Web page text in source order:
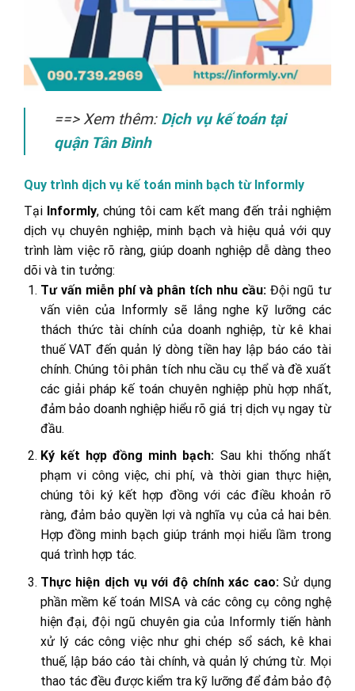
==> Xem thêm: Dịch vụ kế toán tại
quận Tân Bình
Quy trình dịch vụ kế toán minh bạch từ Informly
Tại Informly, chúng tôi cam kết mang đến trải nghiệm
dịch vụ chuyên nghiệp, minh bạch và hiệu quả với quy
trình làm việc rõ ràng, giúp doanh nghiệp dễ dàng theo
dõi và tin tưởng:
Tư vấn miễn phí và phân tích nhu cầu:Đội ngũ tư
vấn viên của Informly sẽ lắng nghe kỹ lưỡng các
thách thức tài chính của doanh nghiệp, từ kê khai
thuế VAT đến quản lý dòng tiền hay lập báo cáo tài
chính. Chúng tôi phân tích nhu cầu cụ thể và đề xuất
các giải pháp kế toán chuyên nghiệp phù hợp nhất,
đảm bảo doanh nghiệp hiểu rõ giá trị dịch vụ ngay từ
đầu.
Ký kết hợp đồng minh bạch: Sau khi thống nhất
phạm vi công việc, chi phí, và thời gian thực hiện,
chúng tôi ký kết hợp đồng với các điều khoản rõ
ràng, đảm bảo quyền lợi và nghĩa vụ của cả hai bên.
Hợp đồng minh bạch giúp tránh mọi hiểu lầm trong
quá trình hợp tác.
Thực hiện dịch vụ với độ chính xác cao:Sử dụng
phần mềm kế toán MISA và các công cụ công nghệ
hiện đại, đội ngũ chuyên gia của Informly tiến hành
xử lý các công việc như ghi chép sổ sách, kê khai
thuế, lập báo cáo tài chính, và quản lý chứng từ. Mọi
thao tác đều được kiểm tra kỹ lưỡng để đảm bảo độ